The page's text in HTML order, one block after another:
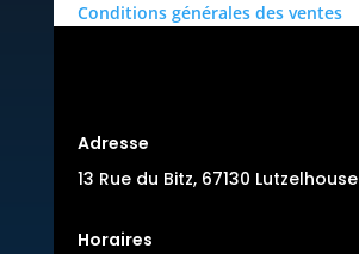
Conditions générales des ventes
Adresse
13 Rue du Bitz, 67130 Lutzelhouse
Horaires